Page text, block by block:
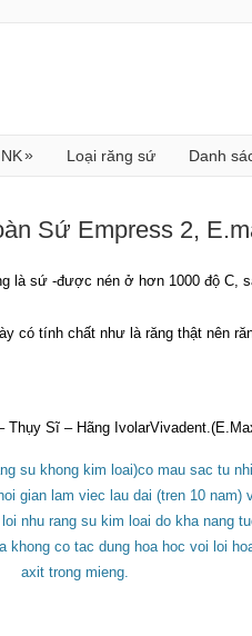
» Loại răng sứ Danh
Sứ Empress 2,
là sứ -được nén ở hơn 1000 độ C,
có tính chất như là răng thật nên
Thụy Sĩ – Hãng IvolarVivadent.